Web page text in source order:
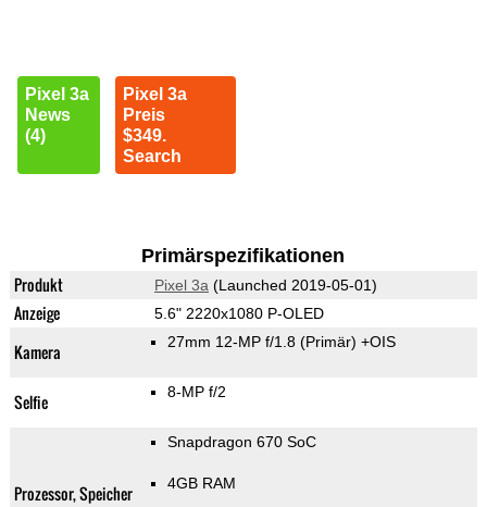
Pixel 3a
News
(4)
Pixel 3a
Preis
$349.
Search
Primärspezifikationen
Produkt Pixel 3a (Launched 2019-05-01)
Anzeige 5.6" 2220x1080 P-OLED
Kamera 27mm 12-MP f/1.8 (Primär) +OIS
Selfie 8-MP f/2
Prozessor, Speicher
Snapdragon 670 SoC
4GB RAM